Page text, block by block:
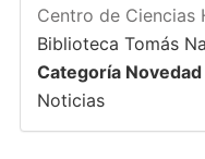
Centro de Ciencias
Biblioteca Tomás
Categoría
Noticias